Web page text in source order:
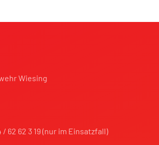
Wiesing
62 62 3 19 (nur im Einsatzfall)